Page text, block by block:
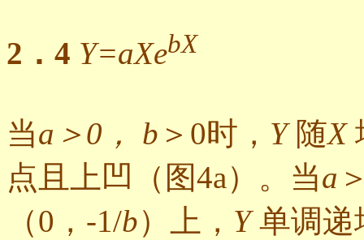
2．4 Y=aXebX
当a＞0， b ＞0时， Y随X
点且上凹（图4a）。当a
（0，-1/b）上， Y单调递